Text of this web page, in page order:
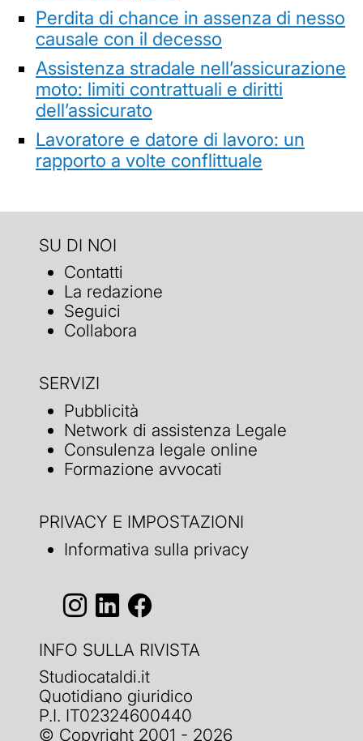
Perdita di chance in assenza di nesso
causale con il decesso
Assistenza stradale nell’assicurazione
moto: limiti contrattuali e diritti
dell’assicurato
Lavoratore e datore di lavoro: un
rapporto a volte conflittuale
SU DI NOI
Contatti
La redazione
Seguici
Collabora
SERVIZI
Pubblicità
Network di assistenza Legale
Consulenza legale online
Formazione avvocati
PRIVACY E IMPOSTAZIONI
Informativa sulla privacy
INFO SULLA RIVISTA
Studiocataldi.it
Quotidiano giuridico
P.I. IT02324600440
© Copyright 2001 - 2026